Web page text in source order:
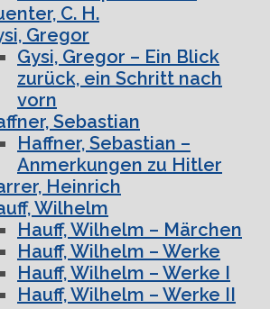
C. H.
Gregor
Gysi, Gregor – Ein Blick
zurück, ein Schritt nach
vorn
Sebastian
Haffner, Sebastian –
Anmerkungen zu Hitler
Heinrich
Wilhelm
Hauff, Wilhelm – Märchen
Hauff, Wilhelm – Werke
Hauff, Wilhelm – Werke I
Hauff, Wilhelm – Werke II